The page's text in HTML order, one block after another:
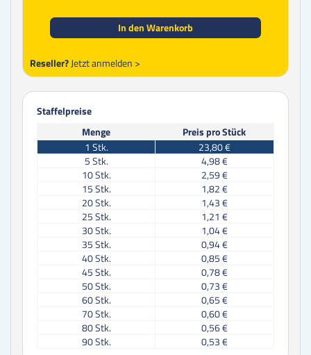
In den Warenkorb
Reseller?Jetzt anmelden >
Staffelpreise
Menge
Preis pro Stück
1 Stk.
23,80 €
5Stk.
4,98 €
10Stk.
2,59 €
15Stk.
1,82 €
20Stk.
1,43 €
25Stk.
1,21 €
30Stk.
1,04 €
35Stk.
0,94 €
40Stk.
0,85 €
45Stk.
0,78 €
50Stk.
0,73 €
60Stk.
0,65 €
70Stk.
0,60 €
80Stk.
0,56 €
90Stk.
0,53 €